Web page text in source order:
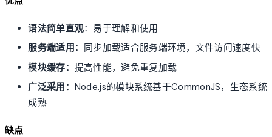
语法简单直观：易于理解和使用
服务端适用 ：同步加载适合服务端环境，文件访问速度快
模块缓存：提高性能，避免重复加载
广泛采用 ：Node.js的模块系统基于CommonJS，生态系统
成熟
缺点